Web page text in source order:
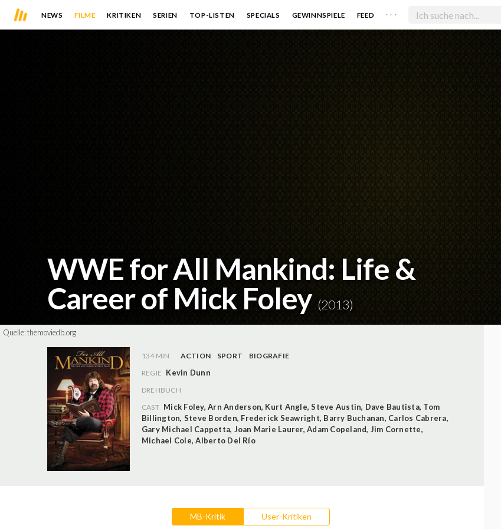
NEWS FILME KRITIKEN SERIEN TOP-LISTEN SPECIALS GEWINNSPIELE FEED . . .
WWE for All Mankind: Life &
Career of Mick Foley (2013)
Quelle:themoviedb.org
134 MIN ACTION SPORT
BIOGRAFIE
REGIE Kevin Dunn
DREHBUCH
CAST Mick Foley,Arn Anderson, Kurt Angle,Steve Austin, Dave Bautista, Tom
Billington, Steve Borden, Frederick Seawright, Barry Buchanan, Carlos Cabrera,
Gary Michael Cappetta, Joan Marie Laurer,Adam Copeland, Jim Cornette,
Michael Cole,Alberto Del Río
MB-Kritik User-Kritiken